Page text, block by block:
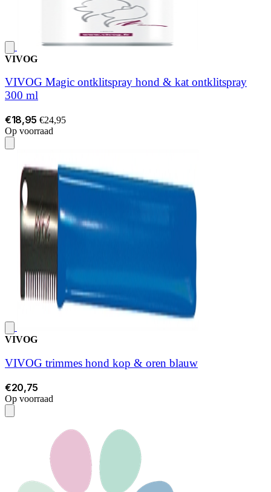
VIVOG
VIVOG Magic ontklitspray hond & kat ontklitspray
300 ml
€18,95 €24,95
Op voorraad
VIVOG
VIVOG trimmes hond kop & oren blauw
€20,75
Op voorraad